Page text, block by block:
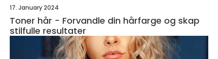
17. January 2024
Toner hår - Forvandle din hårfarge og skap
stilfulle resultater